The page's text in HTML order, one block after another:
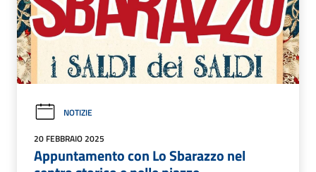
NOTIZIE
20 FEBBRAIO 2025
Appuntamento con Lo Sbarazzo nel